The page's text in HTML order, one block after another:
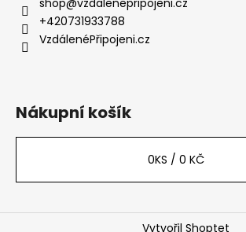
+420731933788
VzdálenéPřipojeni.cz
Nákupní košík
0KS / 0 KČ
Vytvořil Shoptet